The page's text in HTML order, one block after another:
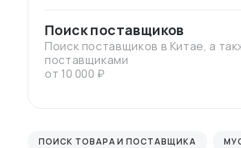
Поиск поставщиков
Поиск поставщиков в Китае, а
поставщиками
от 10 000 ₽
ПОИСК ТОВАРА И ПОСТАВЩИКА